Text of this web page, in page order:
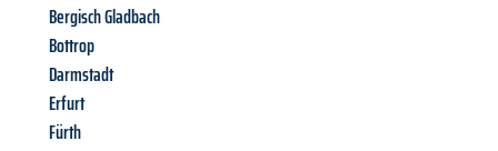
Bergisch Gladbach
Bottrop
Darmstadt
Erfurt
Fürth